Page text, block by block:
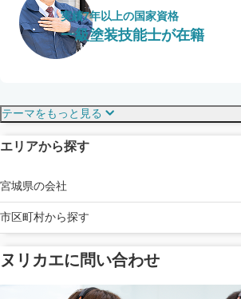
実績7年以上の国家資格
一級塗装技能士が在籍
塗料の​品質を​保証
メーカー保証
見えにくい屋根も安心
ドローン診断
省エネ効果
断熱・遮熱塗料対応
テーマをもっと見る
エリアから探す
宮城県の会社
市区町村から探す
ヌリカエに問い合わせ